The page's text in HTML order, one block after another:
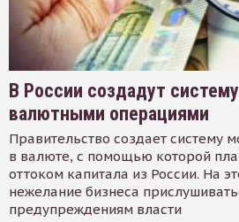
В России создадут
валютными операциями
Правительство создает систему
в валюте, с помощью которой
оттоком капитала из России. На
нежелание бизнеса
предупреждениям власти